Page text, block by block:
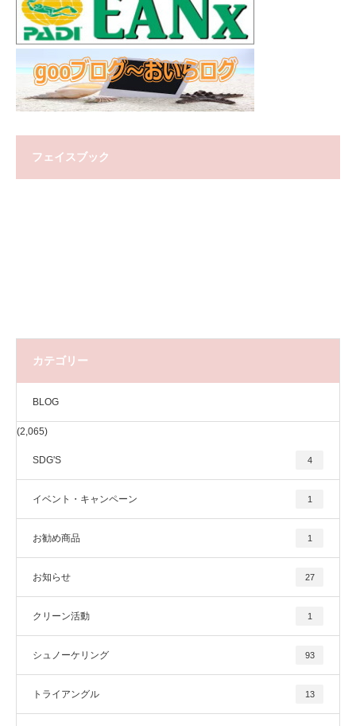
フェイスブック
カテゴリー
BLOG
(2,065)
SDG'S 4
イベント・キャンペーン 1
お勧め商品 1
お知らせ 27
クリーン活動 1
シュノーケリング 93
トライアングル 13